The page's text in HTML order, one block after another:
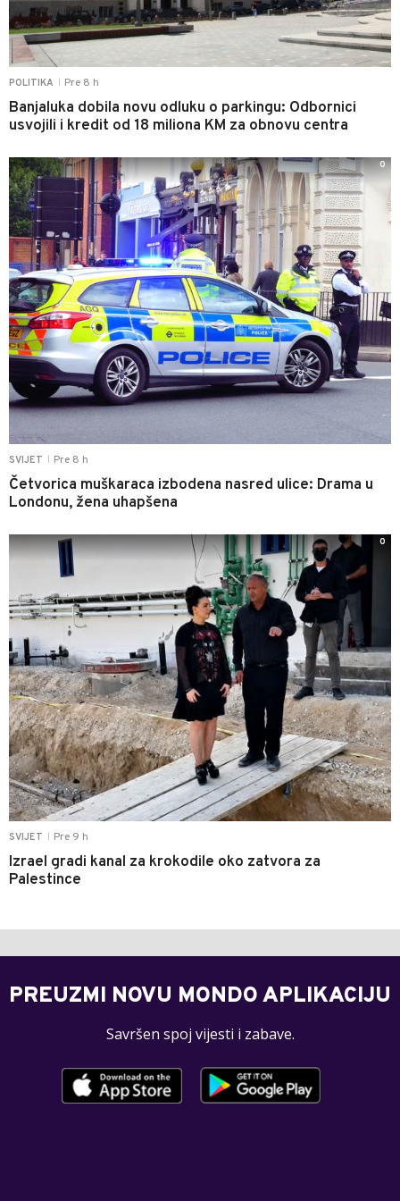
POLITIKA Pre 8 h
Banjaluka dobila novu odluku o parkingu: Odbornici
usvojili i kredit od 18 miliona KM za obnovu centra
SVIJET Pre 8 h
Četvorica muškaraca izbodena nasred ulice: Drama u
Londonu, žena uhapšena
0
SVIJET Pre 9 h
Izrael gradi kanal za krokodile oko zatvora za
Palestince
0
PREUZMI NOVU MONDO APLIKACIJU
Savršen spoj vijesti i zabave.